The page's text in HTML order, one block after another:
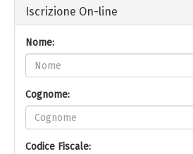
Iscrizione On-line
Nome:
Cognome:
Codice Fiscale: